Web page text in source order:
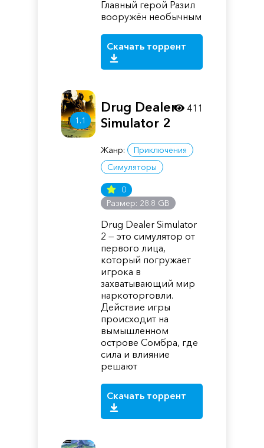
Главный герой Разил
вооружён необычным
Скачать торрент
1.1
Drug Dealer
Simulator 2
Жанр:
Приключения
Симуляторы
0
Размер: 28.8 GB
Drug Dealer Simulator
2 — это симулятор от
первого лица,
который погружает
игрока в
захватывающий мир
наркоторговли.
Действие игры
происходит на
вымышленном
острове Сомбра, где
сила и влияние
решают
Скачать торрент
411